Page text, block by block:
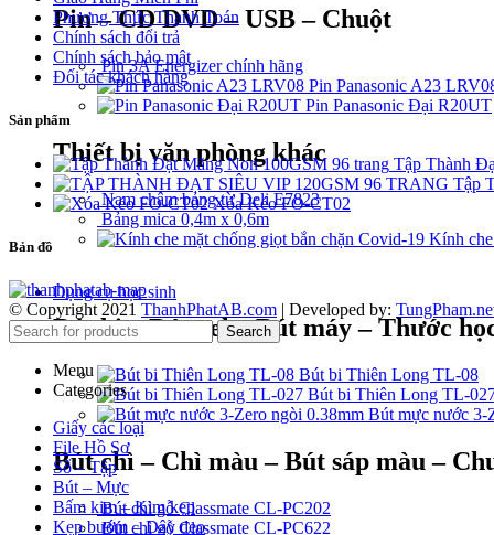
Pin – CD DVD – USB – Chuột
Pin 3A Energizer chính hãng
Pin Panasonic A23
Pin Panasonic Đại R20UT
Thiết bị văn phòng khác
Nam châm bảng từ Deli E7823
Bảng mica 0,4m x 0,6m
Kính
Dụng cụ học sinh
Bút bi – Bút gel – Bút máy – Thước
Bút bi Thiên Long TL-08
Bút bi Thiên Long TL-
Bút mực nước 3-
Bút chì – Chì màu – Bút sáp màu –
Bút chì gỗ Classmate CL-PC202
Bút chì gỗ Classmate CL-PC622
Phương Thức Thanh Toán
Chính sách đổi trả
Chính sách bảo mật
Đối tác khách hàng
Sản phẩm
Tập Thành
Tập
Xóa Kéo FO-CT02
Bản đồ
© Copyright 2021 ThanhPhatAB.com | Developed by:
Search
Menu
Categories
Giấy các loại
File Hồ Sơ
Sổ – Tập
Bút – Mực
Bấm kim – Kim kẹp
Kẹp bướm – Dây đeo